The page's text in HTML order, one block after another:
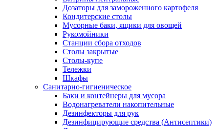
Дозаторы для замороженного картофеля
Кондитерские столы
Мусорные баки, ящики для овощей
Рукомойники
Станции сбора отходов
Столы закрытые
Столы-купе
Тележки
Шкафы
Санитарно-гигиеническое
Баки и контейнеры для мусора
Водонагреватели накопительные
Дезинфекторы для рук
Дезинфицирующие средства (Антисептики)